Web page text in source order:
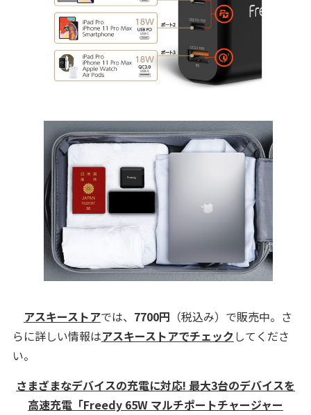
アスキーストアでは、 7700円 （税込み）で販売中。さ
らに詳しい情報はアスキーストアでチェックしてくださ
い。
さまざまなデバイスの充電に対応! 最大3台のデバイスを
高速充電「Freedy 65W マルチポートチャージャー